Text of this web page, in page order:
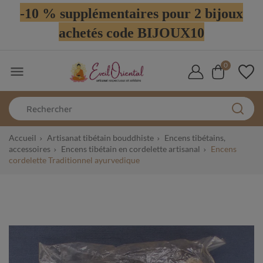
-10 % supplémentaires pour 2 bijoux
achetés code BIJOUX10
 0
Accueil Artisanat tibétain bouddhiste
Encens tibétains,
accessoires
Encens tibétain en cordelette artisanal
Encens
cordelette Traditionnel ayurvedique